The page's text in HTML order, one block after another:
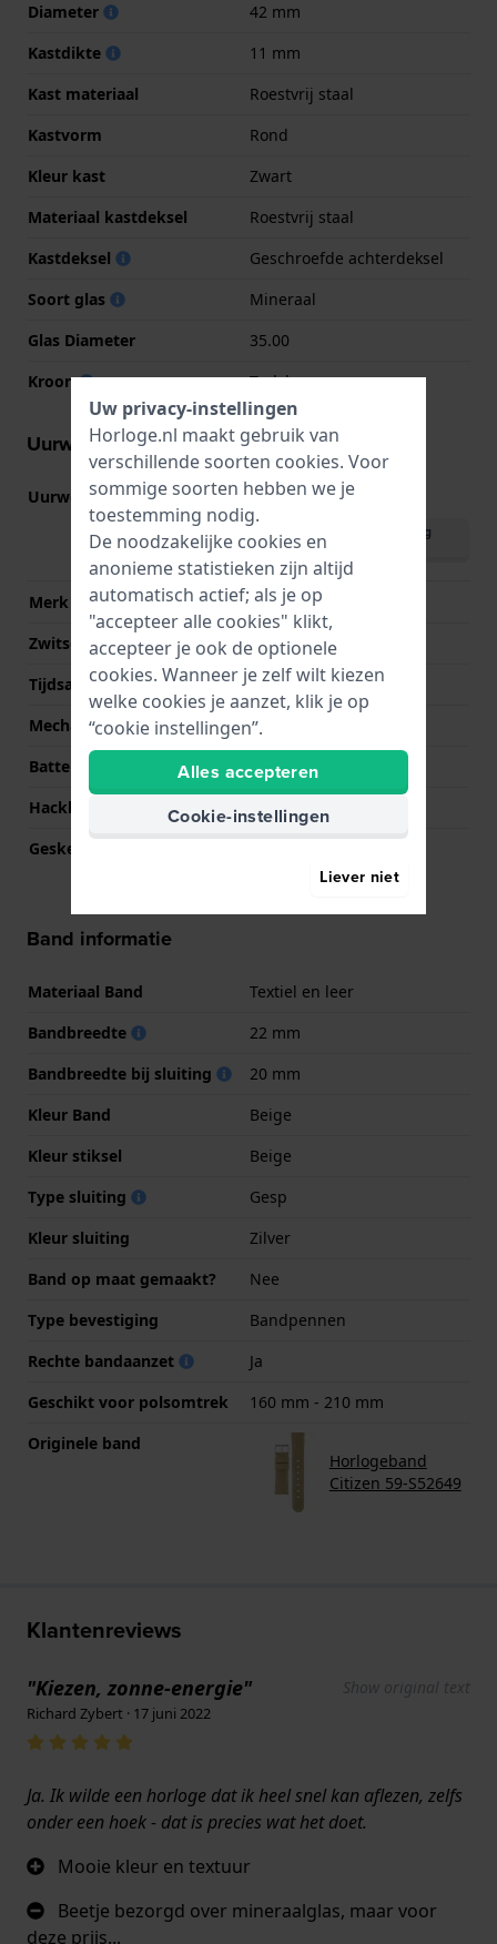
Diameter
42 mm
Kastdikte
11 mm
Kast materiaal
Roestvrij staal
Kastvorm
Rond
Kleur kast
Zwart
Materiaal kastdeksel
Roestvrij staal
Kastdeksel
Geschroefde achterdeksel
Soort glas
Mineraal
Glas Diameter
35.00
Kroon
Trek kroon
Uurwerk informatie
Uurwerk nr. E101(Bekijk specificaties
Download handleiding
Merk uurwerk
Citizen
Zwitsers uurwerk
Nee
Tijdsaanduiding
Analoog
Mechanisme
Solar Quartz
Batterij
MT621
Hackbaar
Ja
Geskeletteerd
Band informatie
Materiaal Band
Textiel en leer
Bandbreedte
22 mm
Bandbreedte bij sluiting
20 mm
Kleur Band
Beige
Kleur stiksel
Beige
Type sluiting
Gesp
Kleur sluiting
Zilver
Band op maat gemaakt?
Nee
Type bevestiging
Bandpennen
Rechte bandaanzet
Ja
Geschikt voor polsomtrek
160 mm - 210 mm
Originele band
Horlogeband
Citizen 59-S52649
Klantenreviews
"Kiezen, zonne-energie" Show original text
Richard Zybert · 17 juni 2022
Ja. Ik wilde een horloge dat ik heel snel kan aflezen, zelfs
onder een hoek - dat is precies wat het doet.
Mooie kleur en textuur
Beetje bezorgd over mineraalglas, maar voor
deze prijs...
Uw privacy-instellingen
Horloge.nl maakt gebruik van
verschillende soorten cookies. Voor
sommige soorten hebben we je
toestemming nodig.
De noodzakelijke cookies en
anonieme statistieken zijn altijd
automatisch actief; als je op
"accepteer alle cookies" klikt,
accepteer je ook de optionele
cookies. Wanneer je zelf wilt kiezen
welke cookies je aanzet, klik je op
“cookie instellingen”.
Alles accepteren
Cookie-instellingen
Liever niet